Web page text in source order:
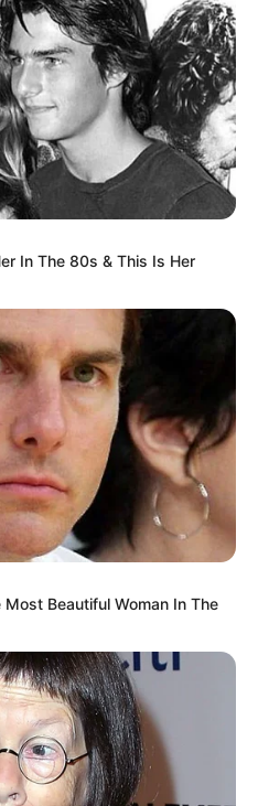
In The 80s & This Is Her
Beautiful Woman In The